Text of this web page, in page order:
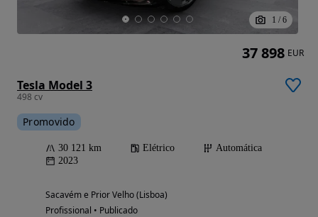
1 / 6
Tesla Model 3
498 cv
Promovido
30 121 km Elétrico
Automática
2023
Sacavém e Prior Velho (Lisboa)
Profissional • Publicado
37 898 EUR